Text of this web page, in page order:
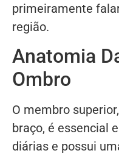
primeiramente
região.
Anatomia
Ombro
O membro
braço, é essencial
diárias e possui